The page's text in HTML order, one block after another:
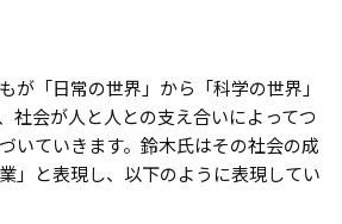
が「日常の世界」から「科学の世界」
社会が人と人との支え合いによってつ
いていきます。鈴木氏はその社会の成
」と表現し、以下のように表現してい